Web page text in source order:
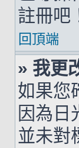
註冊吧
回頂端
» 我更
如果您
因為日
並未對